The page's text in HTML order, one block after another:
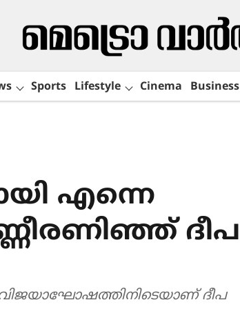
Sports Lifestyle Cinema Business
എന്നെ
ദീപ
ദീപ